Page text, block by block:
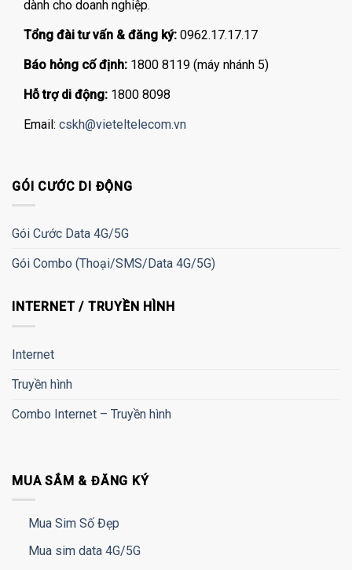
dành cho doanh nghiệp.
Tổng đài tư vấn & đăng ký: 0962.17.17.17
Báo hỏng cố định: 1800 8119 (máy nhánh 5)
Hỗ trợ di động: 1800 8098
Email: cskh@vieteltelecom.vn
GÓI CƯỚC DI ĐỘNG
Gói Cước Data 4G/5G
Gói Combo (Thoại/SMS/Data 4G/5G)
INTERNET / TRUYỀN HÌNH
Internet
Truyền hình
Combo Internet – Truyền hình
MUA SẮM & ĐĂNG KÝ
Mua Sim Số Đẹp
Mua sim data 4G/5G